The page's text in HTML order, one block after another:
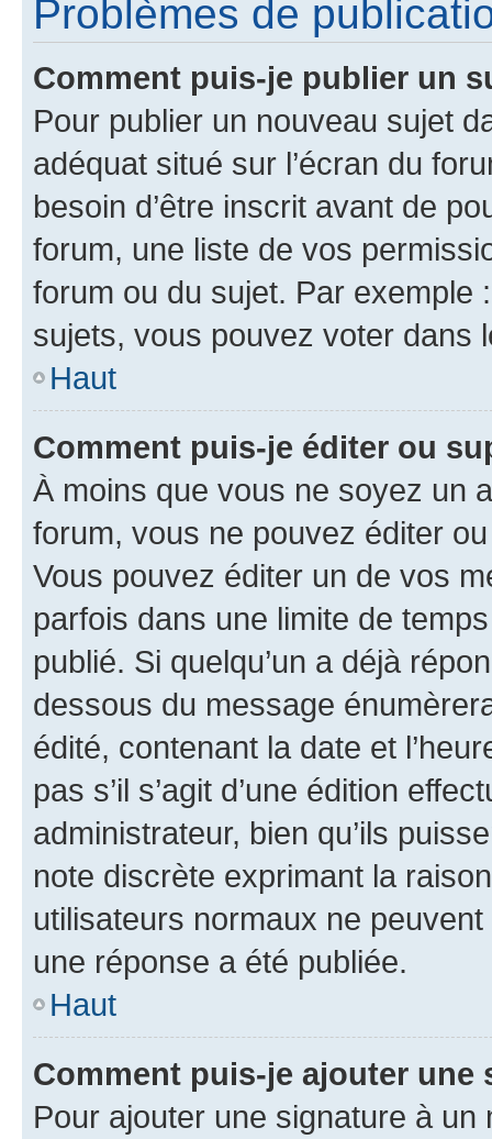
Problèmes de
Comment puis-je publier un
Pour publier un nouveau sujet
adéquat situé sur l’écran du
besoin d’être inscrit avant de
forum, une liste de vos
forum ou du sujet. Par exemple
sujets, vous pouvez voter dans
Haut
Comment puis-je éditer ou
À moins que vous ne soyez un
forum, vous ne pouvez éditer
Vous pouvez éditer un de vos
parfois dans une limite de
publié. Si quelqu’un a déjà
dessous du message
édité, contenant la date et
pas s’il s’agit d’une édition
administrateur, bien qu’ils
note discrète exprimant la
utilisateurs normaux ne
une réponse a été publiée.
Haut
Comment puis-je ajouter une
Pour ajouter une signature à un